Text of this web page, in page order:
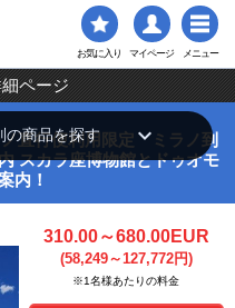
お気に入り マイページ メニュー
ページ
ノ直行便利用限定 ミラノ到
スカラ座博物館とドゥオモ
内！
310.00～680.00EUR
(58,249～127,772円)
※1名様あたりの料金
別の商品を探すkeyboard_arrow_down